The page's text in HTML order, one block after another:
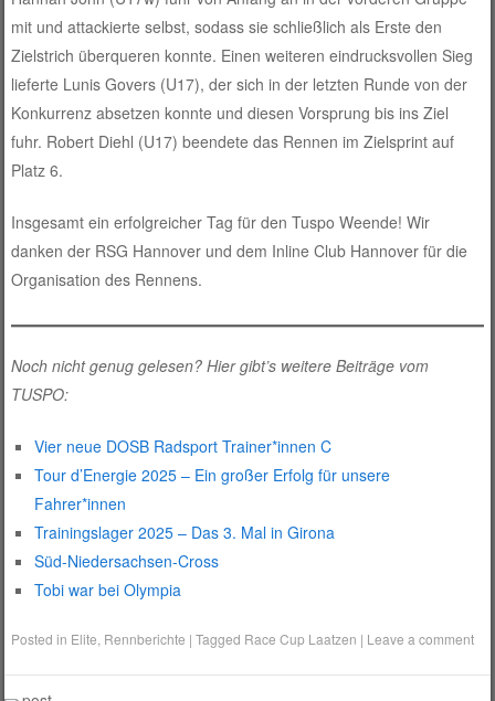
mit und attackierte selbst, sodass sie schließlich als Erste den
Zielstrich überqueren konnte. Einen weiteren eindrucksvollen Sieg
lieferte Lunis Govers (U17), der sich in der letzten Runde von der
Konkurrenz absetzen konnte und diesen Vorsprung bis ins Ziel
fuhr. Robert Diehl (U17) beendete das Rennen im Zielsprint auf
Platz 6.
Insgesamt ein erfolgreicher Tag für den Tuspo Weende! Wir
danken der RSG Hannover und dem Inline Club Hannover für die
Organisation des Rennens.
Noch nicht genug gelesen? Hier gibt’s weitere Beiträge vom
TUSPO:
Vier neue DOSB Radsport Trainer*innen C
Tour d’Energie 2025 – Ein großer Erfolg für unsere
Fahrer*innen
Trainingslager 2025 – Das 3. Mal in Girona
Süd-Niedersachsen-Cross
Tobi war bei Olympia
Posted in Elite, Rennberichte |Tagged Race Cup Laatzen | Leave a comment